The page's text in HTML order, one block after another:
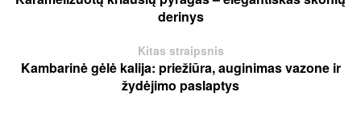
derinys
Kitas straipsnis
Kambarinė gėlė kalija: priežiūra, auginimas vazone ir
žydėjimo paslaptys